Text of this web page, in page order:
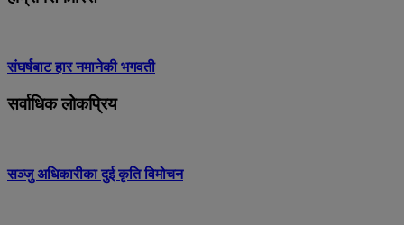
संघर्षबाट हार नमानेकी भगवती
सर्वाधिक लोकप्रिय
सञ्जु अधिकारीका दुई कृति विमोचन